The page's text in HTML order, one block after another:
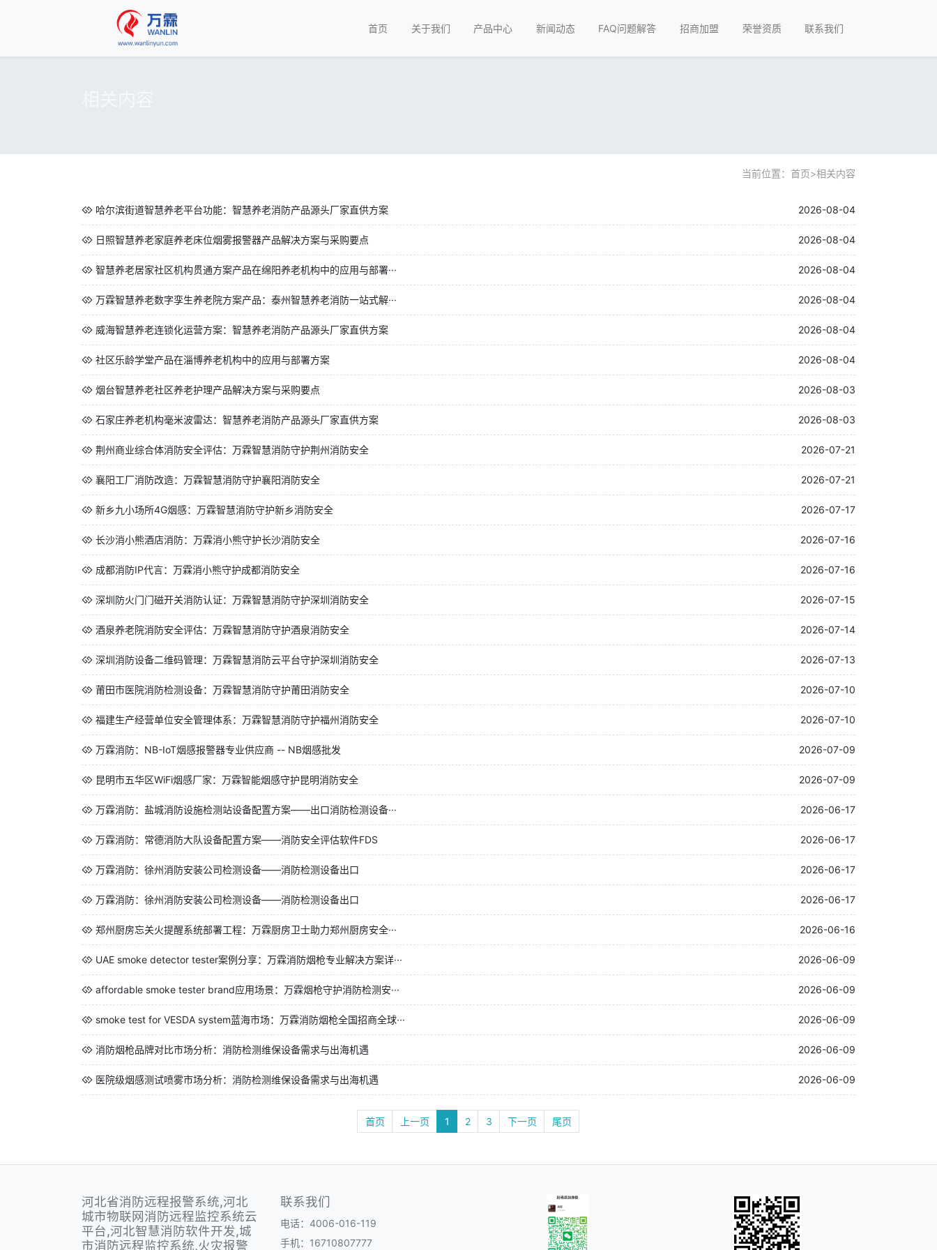
首页 关于我们 产品中心 新闻动态 FAQ问题解答 招商加盟 荣誉资质 联系我们
当前位置： 首页>相关内容
哈尔滨街道智慧养老平台功能：智慧养老消防产品源头厂家直供方案 2026-08-04
日照智慧养老家庭养老床位烟雾报警器产品解决方案与采购要点 2026-08-04
智慧养老居家社区机构贯通方案产品在绵阳养老机构中的应用与部署··· 2026-08-04
万霖智慧养老数字孪生养老院方案产品：泰州智慧养老消防一站式解··· 2026-08-04
威海智慧养老连锁化运营方案：智慧养老消防产品源头厂家直供方案 2026-08-04
社区乐龄学堂产品在淄博养老机构中的应用与部署方案 2026-08-04
烟台智慧养老社区养老护理产品解决方案与采购要点 2026-08-03
石家庄养老机构毫米波雷达：智慧养老消防产品源头厂家直供方案 2026-08-03
荆州商业综合体消防安全评估：万霖智慧消防守护荆州消防安全 2026-07-21
襄阳工厂消防改造：万霖智慧消防守护襄阳消防安全 2026-07-21
新乡九小场所4G烟感：万霖智慧消防守护新乡消防安全 2026-07-17
长沙消小熊酒店消防：万霖消小熊守护长沙消防安全 2026-07-16
成都消防IP代言：万霖消小熊守护成都消防安全 2026-07-16
深圳防火门门磁开关消防认证：万霖智慧消防守护深圳消防安全 2026-07-15
酒泉养老院消防安全评估：万霖智慧消防守护酒泉消防安全 2026-07-14
深圳消防设备二维码管理：万霖智慧消防云平台守护深圳消防安全 2026-07-13
莆田市医院消防检测设备：万霖智慧消防守护莆田消防安全 2026-07-10
福建生产经营单位安全管理体系：万霖智慧消防守护福州消防安全 2026-07-10
万霖消防：NB-IoT烟感报警器专业供应商 -- NB烟感批发 2026-07-09
昆明市五华区WiFi烟感厂家：万霖智能烟感守护昆明消防安全 2026-07-09
万霖消防：盐城消防设施检测站设备配置方案——出口消防检测设备··· 2026-06-17
万霖消防：常德消防大队设备配置方案——消防安全评估软件FDS 2026-06-17
万霖消防：徐州消防安装公司检测设备——消防检测设备出口 2026-06-17
万霖消防：徐州消防安装公司检测设备——消防检测设备出口 2026-06-17
郑州厨房忘关火提醒系统部署工程：万霖厨房卫士助力郑州厨房安全··· 2026-06-16
UAE smoke detector tester案例分享：万霖消防烟枪专业解决方案详··· 2026-06-09
affordable smoke tester brand应用场景：万霖烟枪守护消防检测安··· 2026-06-09
smoke test for VESDA system蓝海市场：万霖消防烟枪全国招商全球··· 2026-06-09
消防烟枪品牌对比市场分析：消防检测维保设备需求与出海机遇 2026-06-09
医院级烟感测试喷雾市场分析：消防检测维保设备需求与出海机遇 2026-06-09
首页 上一页 1 2 3 下一页 尾页
河北省消防远程报警系统,河北
城市物联网消防远程监控系统云
平台,河北智慧消防软件开发,城
市消防远程监控系统,火灾报警
联系我们
电话：4006-016-119
手机：16710807777